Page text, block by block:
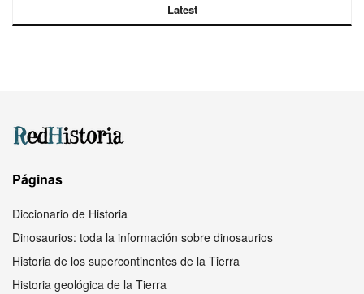
Latest
Páginas
Diccionario de Historia
Dinosaurios: toda la información sobre dinosaurios
Historia de los supercontinentes de la Tierra
Historia geológica de la Tierra